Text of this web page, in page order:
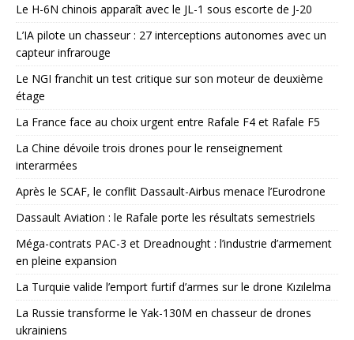
Le H-6N chinois apparaît avec le JL-1 sous escorte de J-20
L’IA pilote un chasseur : 27 interceptions autonomes avec un
capteur infrarouge
Le NGI franchit un test critique sur son moteur de deuxième
étage
La France face au choix urgent entre Rafale F4 et Rafale F5
La Chine dévoile trois drones pour le renseignement
interarmées
Après le SCAF, le conflit Dassault-Airbus menace l’Eurodrone
Dassault Aviation : le Rafale porte les résultats semestriels
Méga-contrats PAC-3 et Dreadnought : l’industrie d’armement
en pleine expansion
La Turquie valide l’emport furtif d’armes sur le drone Kızılelma
La Russie transforme le Yak-130M en chasseur de drones
ukrainiens